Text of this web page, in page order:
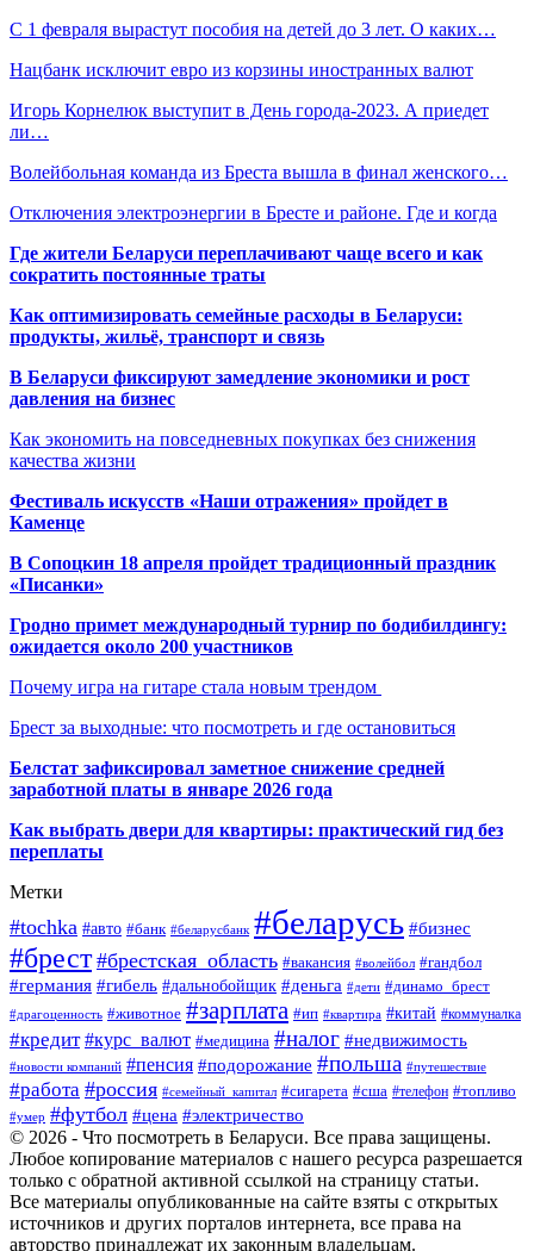
С 1 февраля вырастут пособия на детей до 3 лет. О каких…
Нацбанк исключит евро из корзины иностранных валют
Игорь Корнелюк выступит в День города-2023. А приедет
ли…
Волейбольная команда из Бреста вышла в финал женского…
Отключения электроэнергии в Бресте и районе. Где и когда
Где жители Беларуси переплачивают чаще всего и как
сократить постоянные траты
Как оптимизировать семейные расходы в Беларуси:
продукты, жильё, транспорт и связь
В Беларуси фиксируют замедление экономики и рост
давления на бизнес
Как экономить на повседневных покупках без снижения
качества жизни
Фестиваль искусств «Наши отражения» пройдет в
Каменце
В Сопоцкин 18 апреля пройдет традиционный праздник
«Писанки»
Гродно примет международный турнир по бодибилдингу:
ожидается около 200 участников
Почему игра на гитаре стала новым трендом
Брест за выходные: что посмотреть и где остановиться
Белстат зафиксировал заметное снижение средней
заработной платы в январе 2026 года
Как выбрать двери для квартиры: практический гид без
переплаты
Метки
#tochka #авто #банк #беларусбанк #беларусь #бизнес
#брест #брестская_область #вакансия #волейбол #гандбол
#германия #гибель #дальнобойщик #деньга #дети #динамо_брест
#драгоценность #животное #зарплата #ип #квартира #китай #коммуналка
#кредит #курс_валют #медицина #налог #недвижимость
#новости компаний #пенсия #подорожание #польша #путешествие
#работа #россия #семейный_капитал #сигарета #сша #телефон #топливо
#умер #футбол #цена #электричество
© 2026 - Что посмотреть в Беларуси. Все права защищены.
Любое копирование материалов с нашего ресурса разрешается
только с обратной активной ссылкой на страницу статьи.
Все материалы опубликованные на сайте взяты с открытых
источников и других порталов интернета, все права на
авторство принадлежат их законным владельцам.